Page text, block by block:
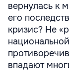
вернулась к
его
кризис? Не
впадают